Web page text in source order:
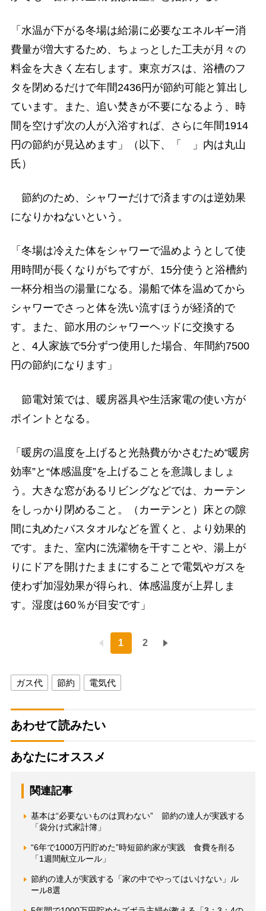
「水温が下がる冬場は給湯に必要なエネルギー消
費量が増大するため、ちょっとした工夫が月々の
料金を大きく左右します。東京ガスは、浴槽のフ
タを閉めるだけで年間2436円が節約可能と算出し
ています。また、追い焚きが不要になるよう、時
間を空けず次の人が入浴すれば、さらに年間1914
円の節約が見込めます」（以下、「 」内は丸山
氏）
節約のため、シャワーだけで済ますのは逆効果
になりかねないという。
「冬場は冷えた体をシャワーで温めようとして使
用時間が長くなりがちですが、15分使うと浴槽約
一杯分相当の湯量になる。湯船で体を温めてから
シャワーでさっと体を洗い流すほうが経済的で
す。また、節水用のシャワーヘッドに交換する
と、4人家族で5分ずつ使用した場合、年間約7500
円の節約になります」
節電対策では、暖房器具や生活家電の使い方が
ポイントとなる。
「暖房の温度を上げると光熱費がかさむため“暖房
効率”と“体感温度”を上げることを意識しましょ
う。大きな窓があるリビングなどでは、カーテン
をしっかり閉めること。（カーテンと）床との隙
間に丸めたバスタオルなどを置くと、より効果的
です。また、室内に洗濯物を干すことや、湯上が
りにドアを開けたままにすることで電気やガスを
使わず加湿効果が得られ、体感温度が上昇しま
す。湿度は60％が目安です」
1 2
ガス代 節約 電気代
あわせて読みたい
あなたにオススメ
関連記事
基本は“必要ないものは買わない” 節約の達人が実践する
「袋分け式家計簿」
“6年で1000万円貯めた”時短節約家が実践 食費を削る
「1週間献立ルール」
節約の達人が実践する「家の中でやってはいけない」ル
ール8選